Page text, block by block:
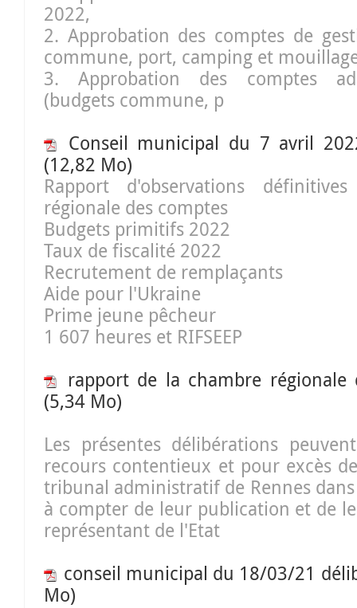
2022,
2. Approbation des comptes de
commune, port, camping et
3. Approbation des comptes
(budgets commune, p
Conseil municipal du 7 avril
(12,82 Mo)
Rapport d'observations
régionale des comptes
Budgets primitifs 2022
Taux de fiscalité 2022
Recrutement de remplaçants
Aide pour l'Ukraine
Prime jeune pêcheur
1 607 heures et RIFSEEP
rapport de la chambre régionale
(5,34 Mo)
Les présentes délibérations
recours contentieux et pour excès
tribunal administratif de Rennes
à compter de leur publication et de
représentant de l'Etat
conseil municipal du 18/03/21
Mo)